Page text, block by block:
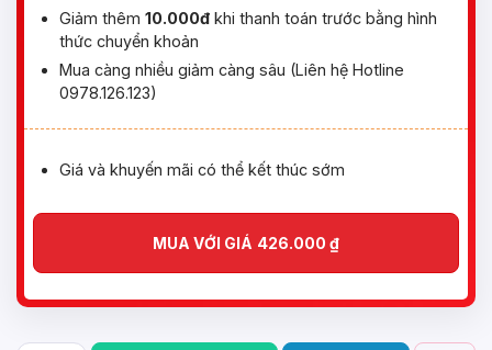
Giảm thêm 10.000đ khi thanh toán trước bằng hình
thức chuyển khoản
Mua càng nhiều giảm càng sâu (Liên hệ Hotline
0978.126.123)
Giá và khuyến mãi có thể kết thúc sớm
MUA VỚI GIÁ 426.000 ₫